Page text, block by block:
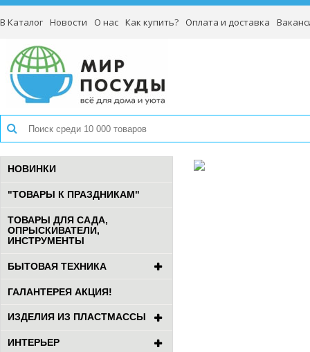
В Каталог Новости О нас Как купить? Оплата и доставка
НОВИНКИ
"ТОВАРЫ К ПРАЗДНИКАМ"
ТОВАРЫ ДЛЯ САДА,
ОПРЫСКИВАТЕЛИ,
ИНСТРУМЕНТЫ
БЫТОВАЯ ТЕХНИКА
ГАЛАНТЕРЕЯ АКЦИЯ!
ИЗДЕЛИЯ ИЗ ПЛАСТМАССЫ
ИНТЕРЬЕР